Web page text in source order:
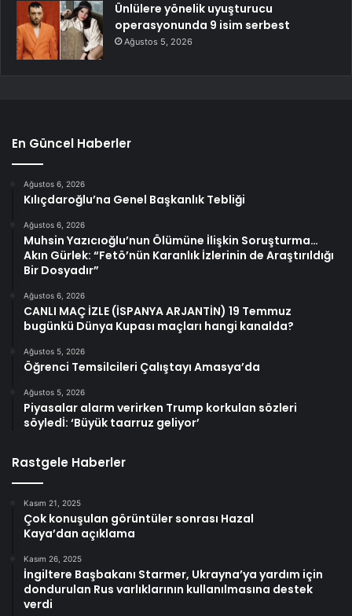
Ünlülere yönelik uyuşturucu
operasyonunda 9 isim serbest
Ağustos 5, 2026
En Güncel Haberler
Ağustos 6, 2026
Kılıçdaroğlu’na Genel Başkanlık Tebliği
Ağustos 6, 2026
Muhsin Yazıcıoğlu’nun Ölümüne İlişkin Soruşturma…
Akın Gürlek: “Fetö’nün Karanlık İzlerinin de Araştırıldığı
Bir Dosyadır”
Ağustos 6, 2026
CANLI MAÇ İZLE (İSPANYA ARJANTİN) 19 Temmuz
bugünkü Dünya Kupası maçları hangi kanalda?
Ağustos 5, 2026
Öğrenci Temsilcileri Çalıştayı Amasya’da
Ağustos 5, 2026
Piyasalar alarm verirken Trump korkulan sözleri
söyledİ: ‘Büyük taarruz geliyor’
Rastgele Haberler
Kasım 21, 2025
Çok konuşulan görüntüler sonrası Hazal
Kaya’dan açıklama
Kasım 26, 2025
İngiltere Başbakanı Starmer, Ukrayna’ya yardım için
dondurulan Rus varlıklarının kullanılmasına destek
verdi